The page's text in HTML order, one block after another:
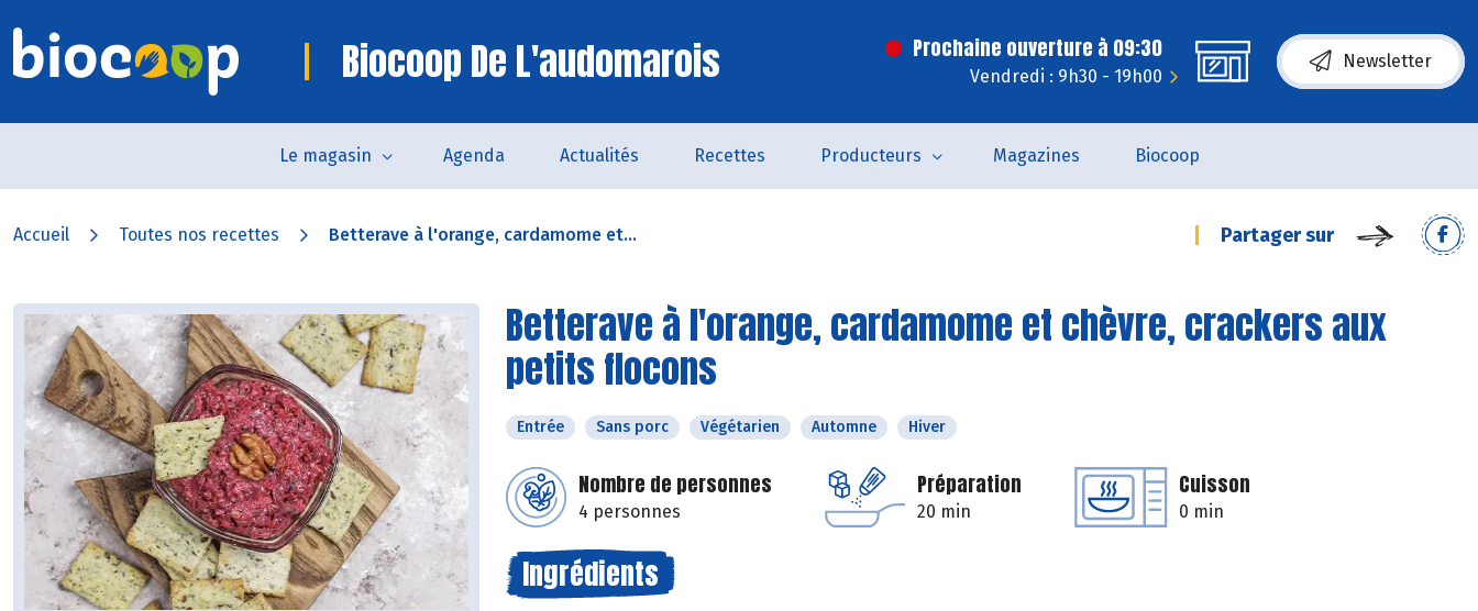
Biocoop De L'audomarois Prochaine ouverture à 09:30
Vendredi : 9h30 - 19h00
Newsletter
Le magasin Agenda Actualités Recettes Producteurs Magazines Biocoop
Accueil Toutes nos recettes Betterave à l'orange, cardamome et... Partager sur
Betterave à l'orange, cardamome et chèvre, crackers aux
petits flocons
Entrée Sans porc Végétarien Automne Hiver
Nombre de personnes
4 personnes
Préparation
20 min
Cuisson
0 min
Ingrédients